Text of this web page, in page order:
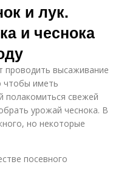
и лук.
и чеснока
проводить высаживание
чтобы иметь
полакомиться свежей
урожай чеснока. В
но некоторые
посевного